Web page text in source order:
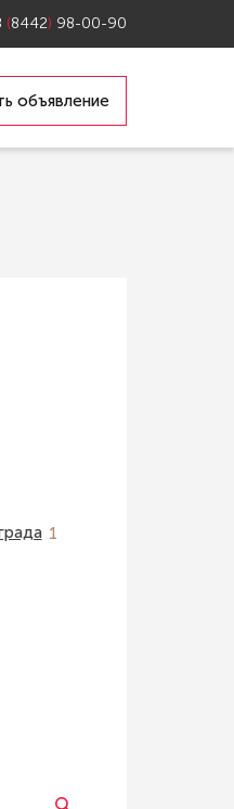
(8442) 98-00-90
объявление
1